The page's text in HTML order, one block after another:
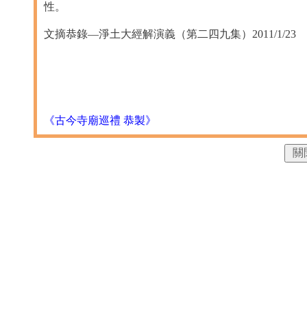
性。
文摘恭錄—淨土大經解演義（第二四九集）2011/1/23
《古今寺廟巡禮 恭製》